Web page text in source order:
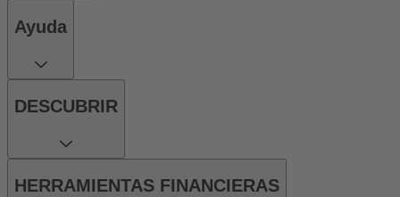
Ayuda
DESCUBRIR
HERRAMIENTAS FINANCIERAS